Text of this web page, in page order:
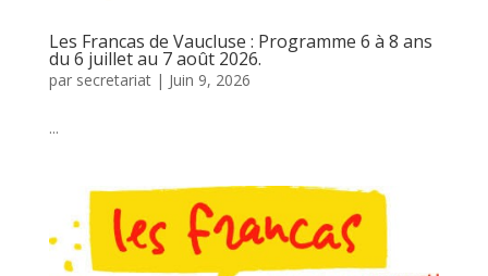
Les Francas de Vaucluse : Programme 6 à 8 ans
du 6 juillet au 7 août 2026.
par secretariat| Juin 9, 2026
...